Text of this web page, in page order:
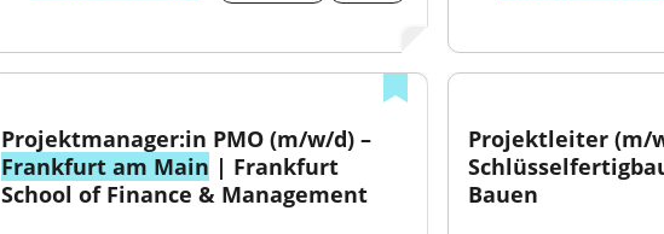
Frankfurt am Main | Frankfurt
School of Finance & Management
Projektleiter (m/
Bauen